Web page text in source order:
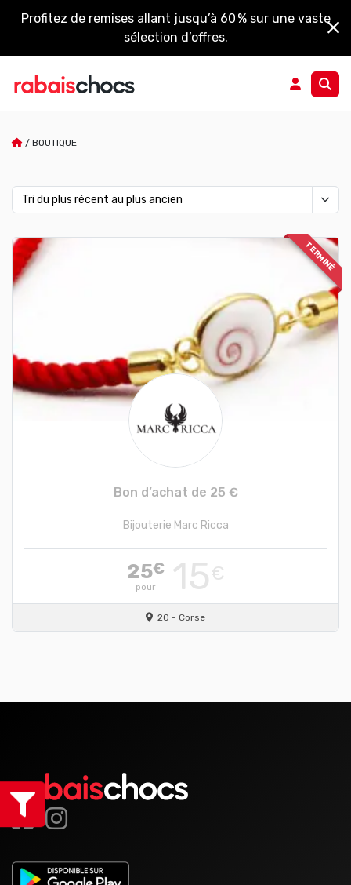
Profitez de remises allant jusqu’à 60 % sur une vaste
sélection d’offres.
/ BOUTIQUE
Boutique
TERMINÉ
Bon d’achat de 25 €
Bijouterie Marc Ricca
25€
pour 15€
20 - Corse